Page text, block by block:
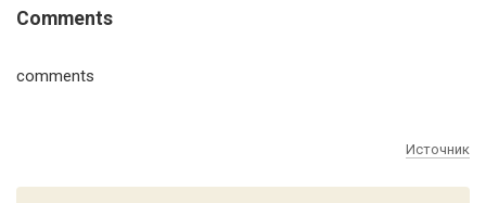
Comments
comments
Источник